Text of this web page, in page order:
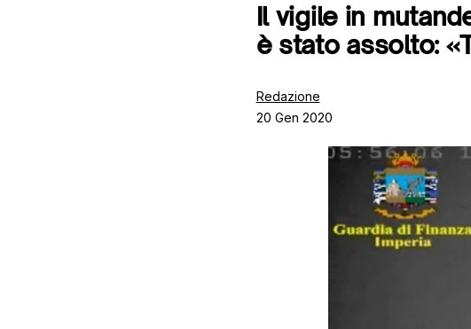
Il vigile in
è stato assolto:
Redazione
20 Gen 2020